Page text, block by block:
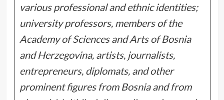
various professional and ethnic identities;
university professors, members of the
Academy of Sciences and Arts of Bosnia
and Herzegovina, artists, journalists,
entrepreneurs, diplomats, and other
prominent figures from Bosnia and from